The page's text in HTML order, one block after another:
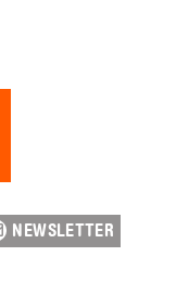
NEWSLETTER